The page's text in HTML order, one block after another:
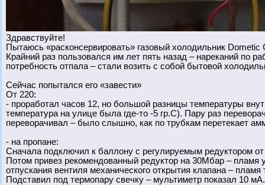
Здравствуйте!
Пытаюсь «расконсервировать» газовый холодильник Dometic
Крайний раз пользовался им лет пять назад – нареканий по
потребность отпала – стали возить с собой бытовой
Сейчас попытался его «завести»
От 220:
- проработал часов 12, но большой разницы температуры
температура на улице была где-то -5 гр.С). Пару раз
переворачивал – было слышно, как по трубкам перетекает
- на пропане:
Сначала подключил к баллону с регулируемым редуктором
Потом привез рекомендованный редуктор на 30Мбар – пламя
отпускания вентиля механического открытия клапана – пламя
Подставил под термопару свечку – мультиметр показал 10 мА.